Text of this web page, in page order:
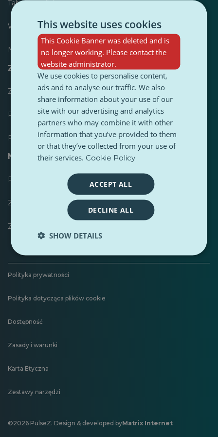
Tabela wyników
Większość opublikowanych
Najczęściej śledzony
Zasoby dla dziennikarzy
Zestawy narzędzi
Przewodnik stylistyczny treści PulseZ
Przewodnik po postach dla współtwórców PulseZ
Najczęściej zadawane pytania
Prześlij żądanie
Zgłoś problem
Zostaw opinię
Polityka prywatności
Polityka dotycząca plików cookie
Dostępność
Zasady i warunki
Karta Etyczna
Zestawy narzędzi
©2026 PulseZ. Design & developed byMatrix Internet
Otwiera
This website uses cookies
This Cookie Banner was deleted and is
no longer working. Please contact the
website administrator.
We use cookies to personalise content,
ads and to analyse our traffic. We also
share information about your use of our
site with our advertising and analytics
partners who may combine it with other
information that you’ve provided to them
or that they’ve collected from your use of
their services. Cookie Policy
ACCEPT ALL
DECLINE ALL
SHOW DETAILS